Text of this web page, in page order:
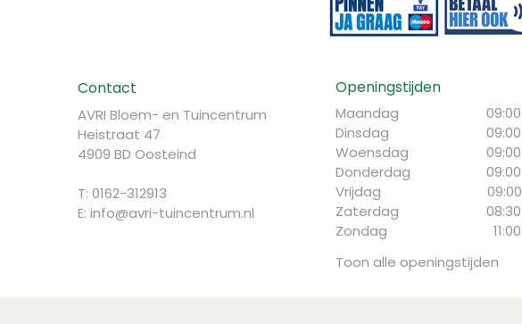
Contact
AVRI Bloem- en Tuincentrum
Heistraat 47
4909 BD Oosteind
T: 0162-312913
E: info@avri-tuincentrum.nl
Openingstijden
Maandag
Dinsdag
Woensdag
Donderdag
Vrijdag
Zaterdag
Zondag
Toon alle openingstijden